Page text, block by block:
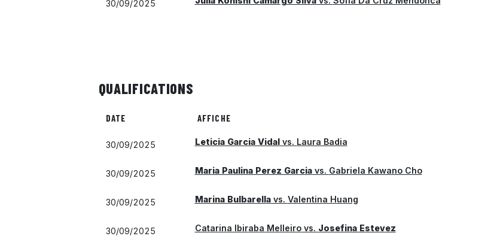
30/09/2025
QUALIFICATIONS
DATE AFFICHE
30/09/2025 Leticia Garcia Vidalvs. Laura Badia
30/09/2025 Maria Paulina Perez Garciavs. Gabriela Kawano Cho
30/09/2025 Marina Bulbarellavs. Valentina Huang
30/09/2025 Catarina Ibiraba Melleirovs. Josefina Estevez